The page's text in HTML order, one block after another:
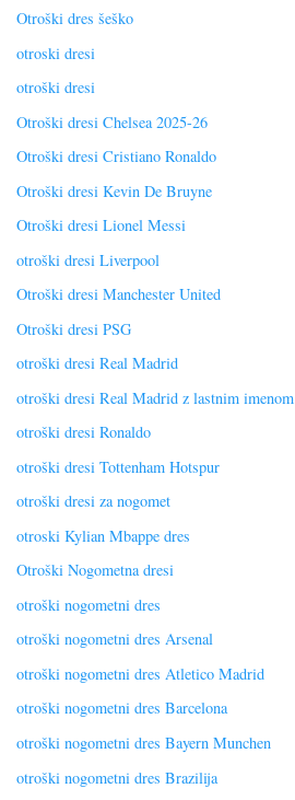
Otroški dres šeško
otroski dresi
otroški dresi
Otroški dresi Chelsea 2025-26
Otroški dresi Cristiano Ronaldo
Otroški dresi Kevin De Bruyne
Otroški dresi Lionel Messi
otroški dresi Liverpool
Otroški dresi Manchester United
Otroški dresi PSG
otroški dresi Real Madrid
otroški dresi Real Madrid z lastnim imenom
otroški dresi Ronaldo
otroški dresi Tottenham Hotspur
otroški dresi za nogomet
otroski Kylian Mbappe dres
Otroški Nogometna dresi
otroški nogometni dres
otroški nogometni dres Arsenal
otroški nogometni dres Atletico Madrid
otroški nogometni dres Barcelona
otroški nogometni dres Bayern Munchen
otroški nogometni dres Brazilija